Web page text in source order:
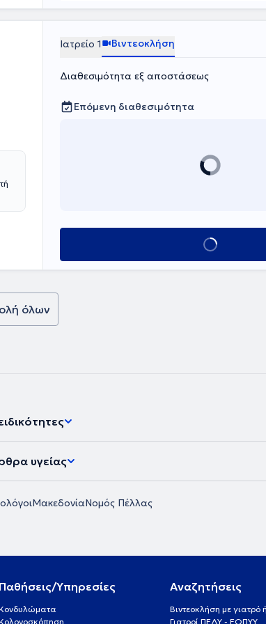
Ιατρείο 1 Βιντεοκλήση
Διαθεσιμότητα εξ αποστάσεως
Επόμενη διαθεσιμότητα
Κλείσε ραντεβού
όλων
υγείας
ΜακεδονίαΝομός Πέλλας
Παθήσεις/Υπηρεσίες Αναζητήσεις
Βιντεοκλήση με
Γιατροί ΠΕΔΥ - ΕΟΠΥΥ